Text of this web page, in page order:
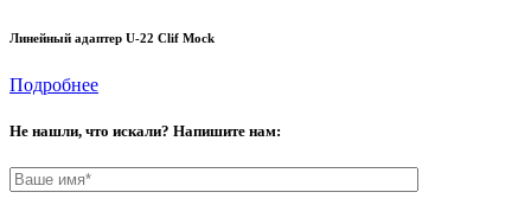
Линейный адаптер U-22 Clif Mock
Подробнее
Не нашли, что искали? Напишите нам: